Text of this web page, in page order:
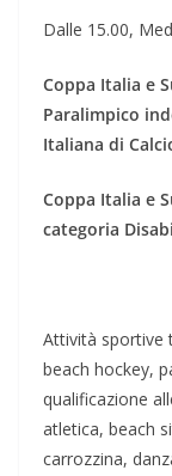
Dalle 15.00,
Coppa Italia e
Paralimpico
Italiana di
Coppa Italia e
categoria
Attività sportive
beach hockey,
qualificazione
atletica, beach
carrozzina,